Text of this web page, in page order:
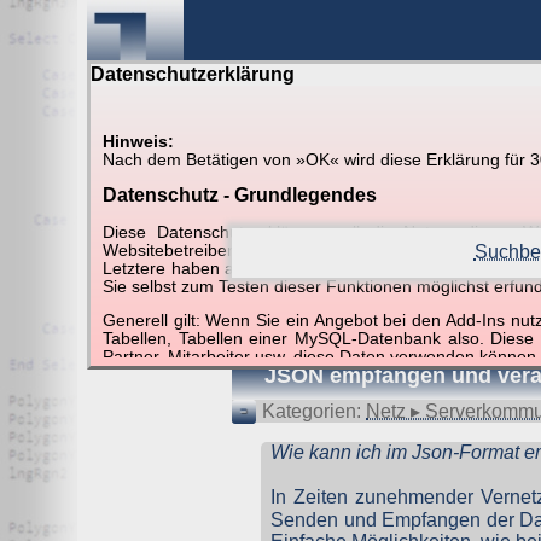
Datenschutzerklärung
Hinweis:
Nach dem Betätigen von »OK« wird diese Erklärung für
Datenschutz - Grundlegendes
Diese Datenschutzerklärung soll die Nutzer dieser
Websitebetreiber von joerglorenz.de informieren.
Letztere haben aufgrund ihrer Funktionen
Sie selbst zum Testen dieser Funktionen möglichst
Generell gilt: Wenn Sie ein Angebot bei den Add-Ins
Tabellen, Tabellen einer MySQL-Datenbank also.
Partner, Mitarbeiter usw. diese Daten verwenden
Der Websitebetreiber nimmt Ihren Datenschutz sehr
Technologien und die ständige Weiterentwicklung
Datenschutzerklärung in regelmäßigen Abständen
Definitionen der verwendeten Begriffe (z.B.
Suche in Beispielen und
Suchergebnisse (1
JSON empfangen und
Kategorien: Netz ▸
Wie kann ich im Json-Format
In Zeiten zunehmender
Senden und Empfangen der